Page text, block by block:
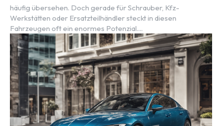
häufig übersehen. Doch gerade für Schrauber, Kfz-
Werkstätten oder Ersatzteilhändler steckt in diesen
Fahrzeugen oft ein enormes Potenzial....